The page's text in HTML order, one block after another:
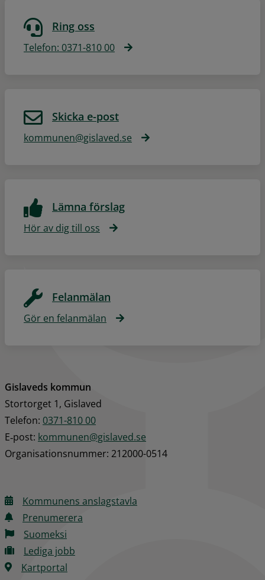
Ring oss
Telefon: 0371-810 00
Skicka e-post
kommunen@gislaved.se
Lämna förslag
Hör av dig till oss
Felanmälan
Gör en felanmälan
Gislaveds kommun
Stortorget 1, Gislaved
Telefon: 0371-810 00
E‑post: kommunen@gislaved.se
Organisationsnummer: 212000-0514
Kommunens anslagstavla
Prenumerera
Suomeksi
Lediga jobb
Kartportal